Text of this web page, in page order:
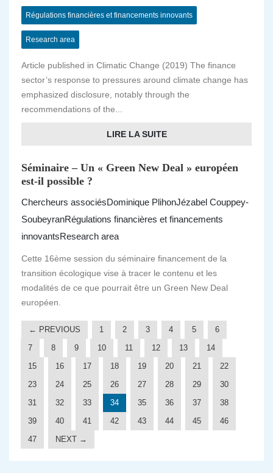
Régulations financières et financements innovants
Research area
Article published in Climatic Change (2019) The finance
sector’s response to pressures around climate change has
emphasized disclosure, notably through the
recommendations of the...
LIRE LA SUITE
Séminaire – Un « Green New Deal » européen
est-il possible ?
Chercheurs associésDominique PlihonJézabel Couppey-
SoubeyranRégulations financières et financements
innovantsResearch area
Cette 16ème session du séminaire financement de la
transition écologique vise à tracer le contenu et les
modalités de ce que pourrait être un Green New Deal
européen.
← PREVIOUS 1 2 3 4 5
6
7
8 9 10 11 12 13
14
15
16 17 18 19 20 21
22
23
24 25 26 27 28 29
30
31
32 33 34 35 36 37
38
39
40 41 42 43 44 45
46
47
NEXT →